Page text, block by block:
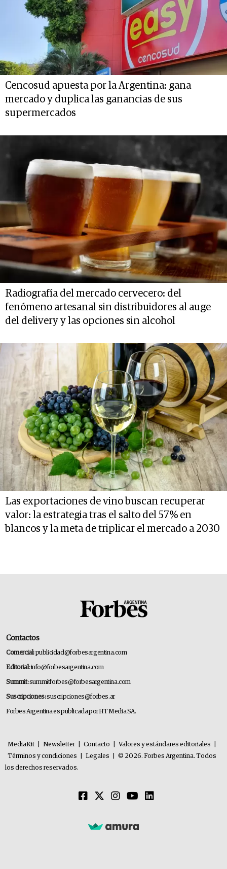
Cencosud apuesta por la Argentina: gana
mercado y duplica las ganancias de sus
supermercados
Radiografía del mercado cervecero: del
fenómeno artesanal sin distribuidores al auge
del delivery y las opciones sin alcohol
Las exportaciones de vino buscan recuperar
valor: la estrategia tras el salto del 57% en
blancos y la meta de triplicar el mercado a 2030
Contactos
Comercial:publicidad@forbesargentina.com
Editorial:info@forbesargentina.com
Summit:summitforbes@forbesargentina.com
Suscripciones:suscripciones@forbes.ar
Forbes Argentina es publicada por HT Media SA.
MediaKit Newsletter Contacto Valores y estándares editoriales
Términos y condiciones
Legales
© 2026. Forbes Argentina. Todos
los derechos reservados.